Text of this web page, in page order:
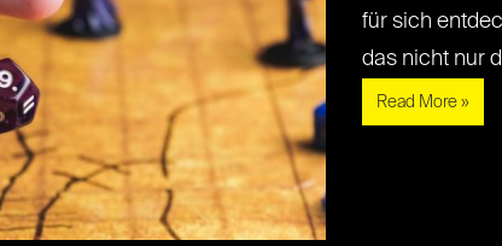
für sich
das nicht nur
Read More »